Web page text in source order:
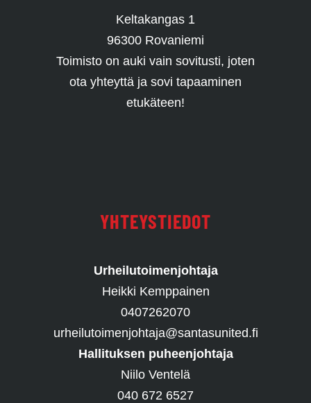
Keltakangas 1
96300 Rovaniemi
Toimisto on auki vain sovitusti, joten
ota yhteyttä ja sovi tapaaminen
etukäteen!
YHTEYSTIEDOT
Urheilutoimenjohtaja
Heikki Kemppainen
0407262070
urheilutoimenjohtaja@santasunited.fi
Hallituksen puheenjohtaja
Niilo Ventelä
040 672 6527